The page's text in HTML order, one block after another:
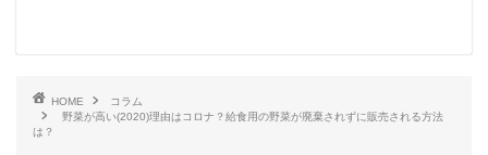
HOME
コラム
野菜が高い(2020)理由はコロナ？給食用の野菜が廃棄されずに販売される方法
は？